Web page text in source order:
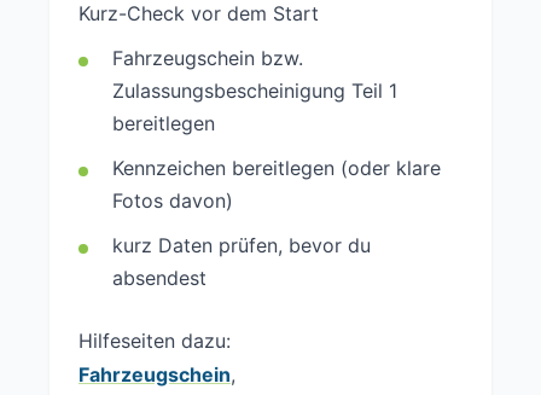
Kurz-Check vor dem Start
Fahrzeugschein bzw.
Zulassungsbescheinigung Teil 1
bereitlegen
Kennzeichen bereitlegen (oder klare
Fotos davon)
kurz Daten prüfen, bevor du
absendest
Hilfeseiten dazu:
Fahrzeugschein,